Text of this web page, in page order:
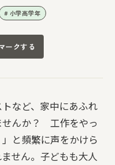
小学高学年
ークする
など、家中にあふれ
せんか？ 工作をやっ
と頻繁に声をかけら
せん。子どもも大人